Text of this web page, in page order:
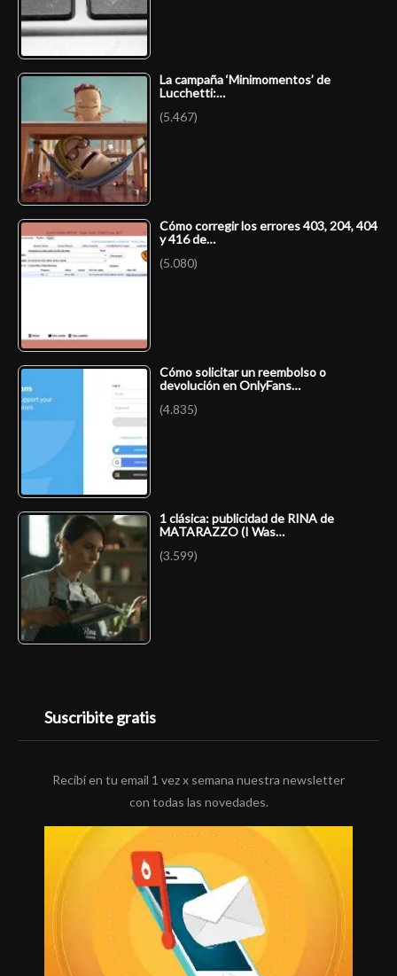
La campaña ‘Minimomentos’ de
Lucchetti:…
(5.467)
Cómo corregir los errores 403, 204, 404
y 416 de…
(5.080)
Cómo solicitar un reembolso o
devolución en OnlyFans…
(4.835)
1 clásica: publicidad de RINA de
MATARAZZO (I Was…
(3.599)
Suscribite gratis
Recibí en tu email 1 vez x semana nuestra newsletter
con todas las novedades.